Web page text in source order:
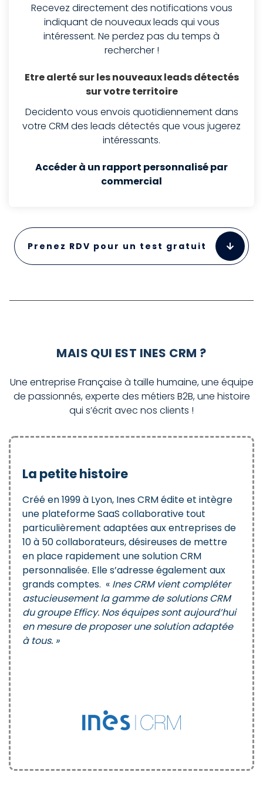
Recevez directement des notifications vous
indiquant de nouveaux leads qui vous
intéressent. Ne perdez pas du temps à
rechercher !
Etre alerté sur les nouveaux leads détectés
sur votre territoire
Decidento vous envois quotidiennement dans
votre CRM des leads détectés que vous jugerez
intéressants.
Accéder à un rapport personnalisé par
commercial
Prenez RDV pour un test gratuit
MAIS QUI EST INES CRM ?
Une entreprise Française à taille humaine, une équipe
de passionnés, experte des métiers B2B, une histoire
qui s’écrit avec nos clients !
La petite histoire
Créé en 1999 à Lyon, Ines CRM édite et intègre
une plateforme SaaS collaborative tout
particulièrement adaptées aux entreprises de
10 à 50 collaborateurs, désireuses de mettre
en place rapidement une solution CRM
personnalisée. Elle s’adresse également aux
grands comptes. « Ines CRM vient compléter
astucieusement la gamme de solutions CRM
du groupe Efficy. Nos équipes sont aujourd’hui
en mesure de proposer une solution adaptée
à tous. »